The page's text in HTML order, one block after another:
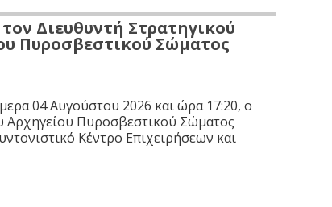
Διευθυντή Στρατηγικού
Πυροσβεστικού Σώματος
04 Αυγούστου 2026 και ώρα 17:20, ο
Αρχηγείου Πυροσβεστικού Σώματος
Κέντρο Επιχειρήσεων και